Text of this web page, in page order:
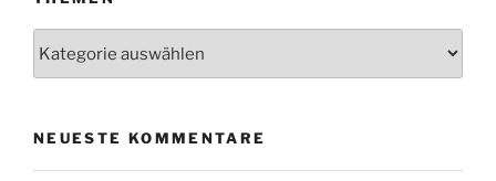
NEUESTE KOMMENTARE